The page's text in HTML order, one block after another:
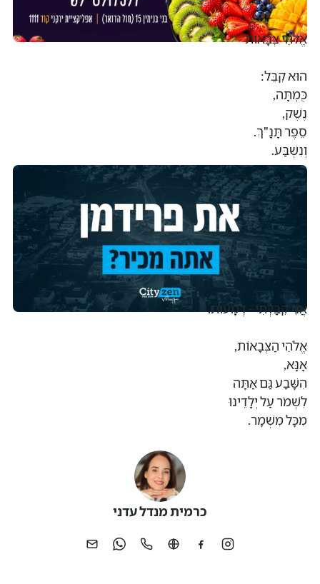
אֱלֹהֵי צְבָאוֹת
הוּא קִבֵּל:
כֻּמְתָּה,
נֶשֶׁק,
סֵפֶר תָּנָ"ךְ.
וְנִשְׁבַּע.
אֲנִי קִבַּלְתִּי - דְּמָעוֹת.
אֱלֹהֵי הַצְּבָאוֹת,
אָנָּא,
הִשָּׁבַע גַּם אַתָּה
לִשְׁמֹר עַל יְלָדֵינוּ
מִכָּל מִשְׁמָר.
כרמית מנדל עדני